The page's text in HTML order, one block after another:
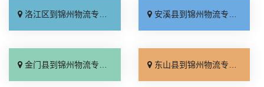
洛江区到锦州物流专线_送货上门「专业可靠」 安溪县到锦州物流专线_全程定位「专业靠谱」
金门县到锦州物流专线_急你所需「收费标准」 东山县到锦州物流专线_来电咨询「收费标准」